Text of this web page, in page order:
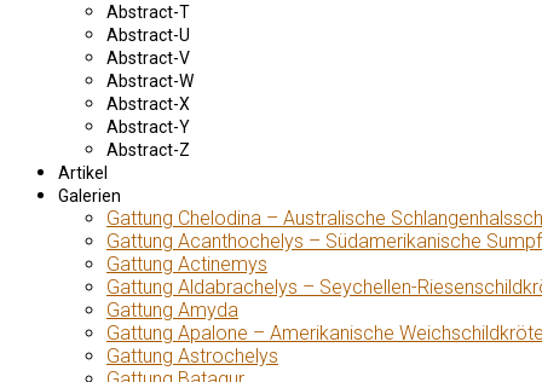
Abstract-T
Abstract-U
Abstract-V
Abstract-W
Abstract-X
Abstract-Y
Abstract-Z
Artikel
Galerien
Gattung Chelodina – Australische
Gattung Acanthochelys – Südamerikanische
Gattung Actinemys
Gattung Aldabrachelys – Seychellen-
Gattung Amyda
Gattung Apalone – Amerikanische
Gattung Astrochelys